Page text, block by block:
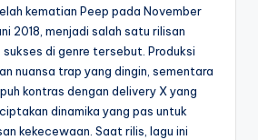
kematian Peep pada November
2018, menjadi salah satu rilisan
di genre tersebut. Produksi
nuansa trap yang dingin, sementara
kontras dengan delivery X yang
dinamika yang pas untuk
kekecewaan. Saat rilis, lagu ini